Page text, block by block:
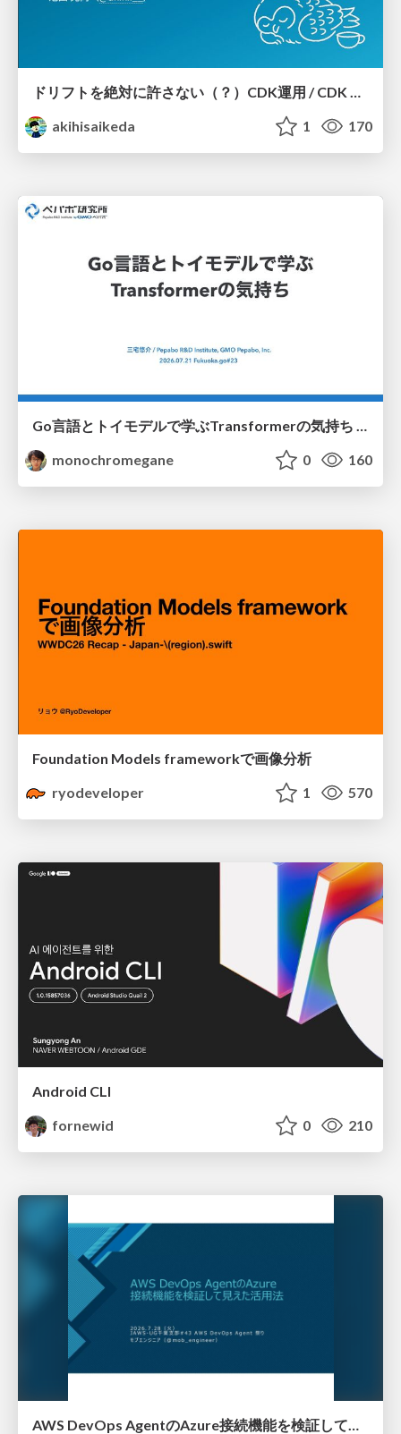
ドリフトを絶対に許さない（？）CDK運用 / CDK Ops with Zero Tolerance for Drifts (?)
akihisaikeda
1 170
monochromegane
0 160
Foundation Models frameworkで画像分析
ryodeveloper
1 570
Android CLI
fornewid
0 210